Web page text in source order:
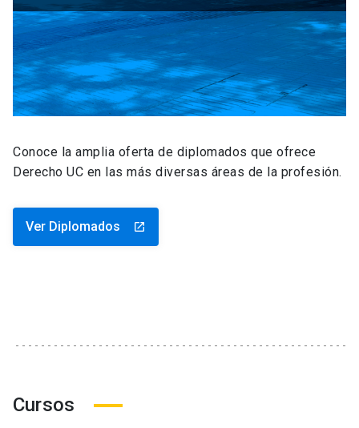
Conoce la amplia oferta de diplomados que ofrece
Derecho UC en las más diversas áreas de la profesión.
Ver Diplomados launch
Cursos